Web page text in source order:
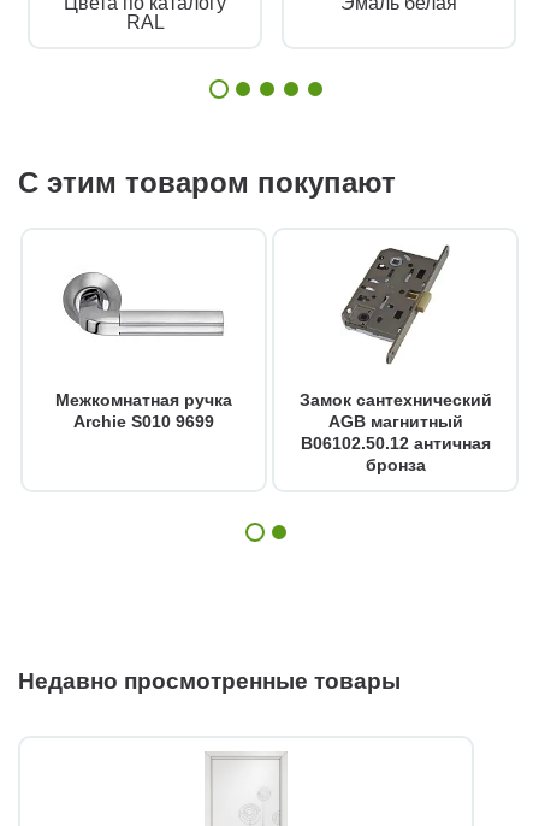
RAL
С этим товаром покупают
Межкомнатная ручка
Archie S010 9699
Замок сантехнический
AGB магнитный
B06102.50.12 античная
бронза
Недавно просмотренные товары